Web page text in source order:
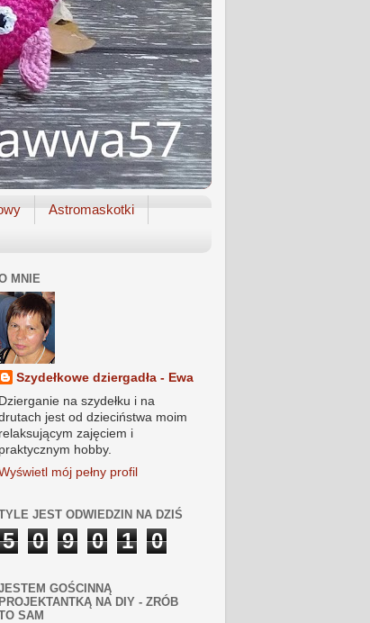
Astromaskotki
MNIE
Szydełkowe dziergadła - Ewa
Dzierganie na szydełku i na
jest od dzieciństwa moim
relaksującym zajęciem i
praktycznym hobby.
mój pełny profil
JEST ODWIEDZIN NA DZIŚ
5 0 9 0 1 0
GOŚCINNĄ
PROJEKTANTKĄ NA DIY - ZRÓB
SAM